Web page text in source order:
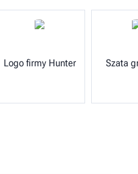
Logo firmy Hunter Szata